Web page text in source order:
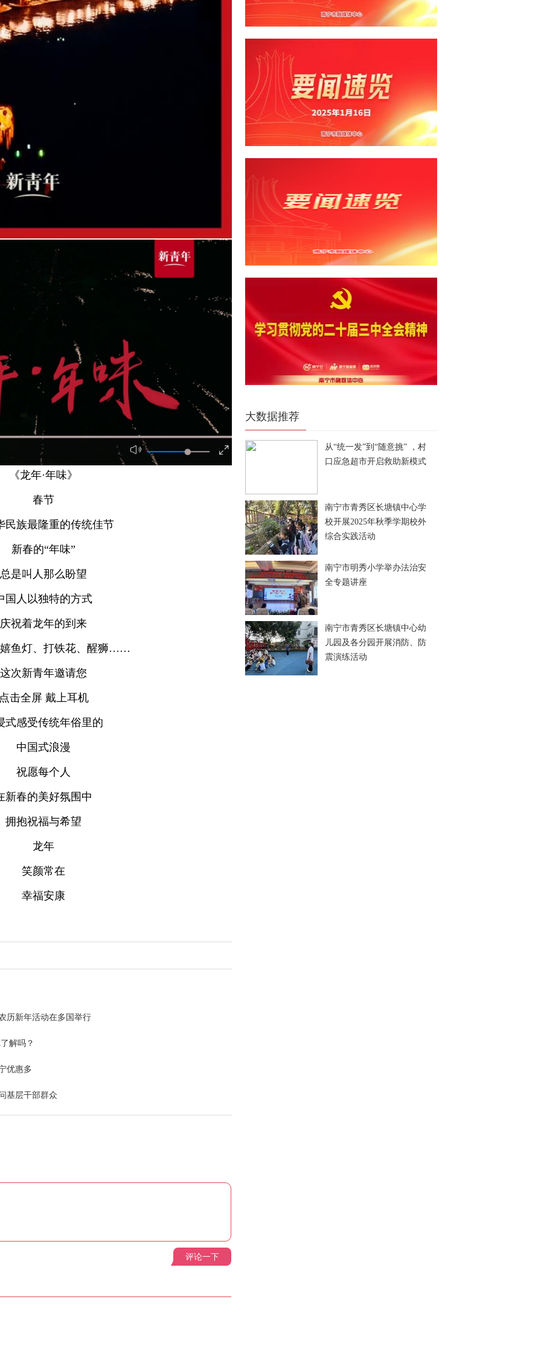
《龙年·年味》
春节
民族最隆重的传统佳节
新春的“年味”
总是叫人那么盼望
国人以独特的方式
庆祝着龙年的到来
鱼灯、打铁花、醒狮……
这次新青年邀请您
击全屏 戴上耳机
式感受传统年俗里的
中国式浪漫
祝愿每个人
新春的美好氛围中
拥抱祝福与希望
龙年
笑颜常在
幸福安康
历新年活动在多国举行
解吗？
优惠多
基层干部群众
评论一下
大数据推荐
从“统一发”到“随意挑” ，村
口应急超市开启救助新模式
南宁市青秀区长塘镇中心学
校开展2025年秋季学期校外
综合实践活动
南宁市明秀小学举办法治安
全专题讲座
南宁市青秀区长塘镇中心幼
儿园及各分园开展消防、防
震演练活动